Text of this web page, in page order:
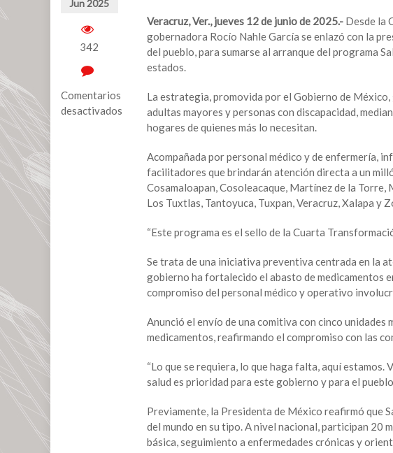
Jun 2025
342
Comentarios
desactivados
Veracruz, Ver., jueves 12 de junio de 2025.-Desde la
gobernadora Rocío Nahle García se enlazó con la
del pueblo, para sumarse al arranque del programa
estados.
La estrategia, promovida por el Gobierno de
adultas mayores y personas con discapacidad,
hogares de quienes más lo necesitan.
Acompañada por personal médico y de enfermería,
facilitadores que brindarán atención directa a un
Cosamaloapan, Cosoleacaque, Martínez de la
Los Tuxtlas, Tantoyuca, Tuxpan, Veracruz, Xalapa y
“Este programa es el sello de la Cuarta
Se trata de una iniciativa preventiva centrada en la
gobierno ha fortalecido el abasto de medicamentos
compromiso del personal médico y operativo
Anunció el envío de una comitiva con cinco
medicamentos, reafirmando el compromiso con las
“Lo que se requiera, lo que haga falta, aquí
salud es prioridad para este gobierno y para el
Previamente, la Presidenta de México reafirmó que
del mundo en su tipo. A nivel nacional, participan 20
básica, seguimiento a enfermedades crónicas y